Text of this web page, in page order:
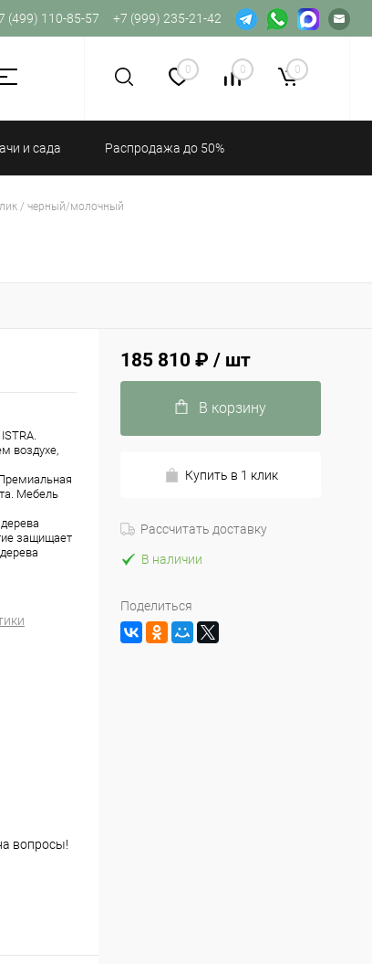
(499) 110-85-57 +7 (999) 235-21-42
0 0 0
и сада Распродажа до 50%
/ черный/молочный
воздухе,
Мебель
защищает
вопросы!
185 810 ₽ / шт
В корзину
Купить в 1 клик
Рассчитать доставку
В наличии
Поделиться